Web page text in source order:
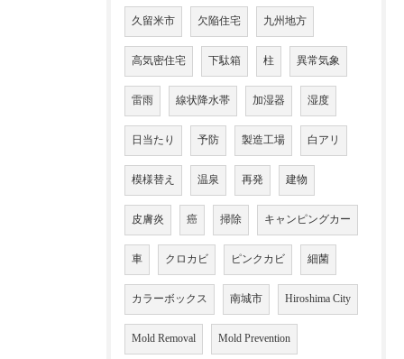
久留米市 欠陥住宅 九州地方
高気密住宅 下駄箱 柱 異常気象
雷雨 線状降水帯 加湿器 湿度
日当たり 予防 製造工場 白アリ
模様替え 温泉 再発 建物
皮膚炎 癌 掃除 キャンピングカー
車 クロカビ ピンクカビ 細菌
カラーボックス 南城市 Hiroshima City
Mold Removal Mold Prevention